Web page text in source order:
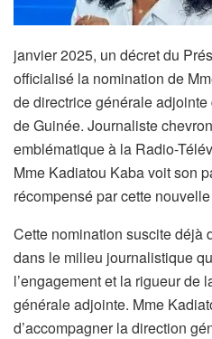
janvier 2025, un décret du
officialisé la nomination de
de directrice générale
de Guinée. Journaliste
emblématique à la Radio-
Mme Kadiatou Kaba voit son
récompensé par cette
Cette nomination suscite déjà
dans le milieu journalistique
l’engagement et la rigueur de
générale adjointe. Mme
d’accompagner la direction